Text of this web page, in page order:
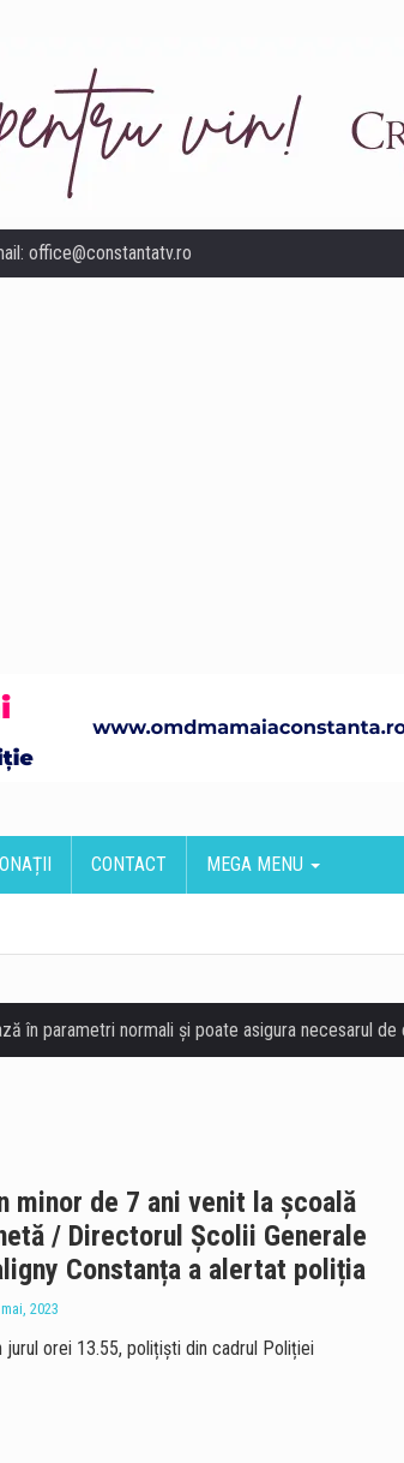
office@constantatv.ro
CONTACT MEGA MENU
minor de 7 ani venit la școală
/ Directorul Școlii Generale
Constanța a alertat poliția
2023
jurul orei 13.55, polițiști din cadrul Poliției